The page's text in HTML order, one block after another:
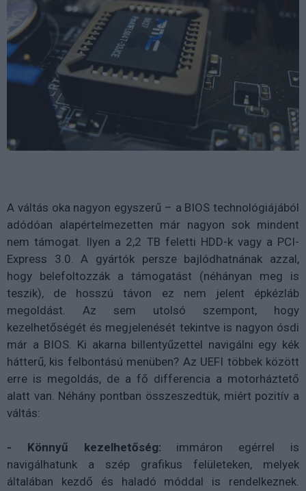
A váltás oka nagyon egyszerű – a BIOS technológiájából
adódóan alapértelmezetten már nagyon sok mindent
nem támogat. Ilyen a 2,2 TB feletti HDD-k vagy a PCI-
Express 3.0. A gyártók persze bajlódhatnának azzal,
hogy belefoltozzák a támogatást (néhányan meg is
teszik), de hosszú távon ez nem jelent épkézláb
megoldást. Az sem utolsó szempont, hogy
kezelhetőségét és megjelenését tekintve is nagyon ósdi
már a BIOS. Ki akarna billentyűzettel navigálni egy kék
hátterű, kis felbontású menüben? Az UEFI többek között
erre is megoldás, de a fő differencia a motorháztető
alatt van. Néhány pontban összeszedtük, miért pozitív a
váltás:
- Könnyű kezelhetőség: immáron egérrel is
navigálhatunk a szép grafikus felületeken, melyek
általában kezdő és haladó móddal is rendelkeznek.